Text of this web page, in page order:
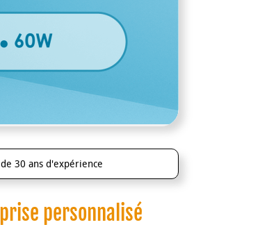
30 ans d'expérience
personnalisé